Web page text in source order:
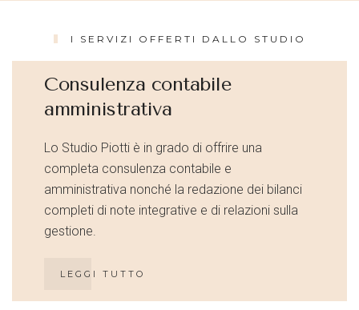
I SERVIZI OFFERTI DALLO STUDIO
Consulenza contabile
amministrativa
Lo Studio Piotti è in grado di offrire una
completa consulenza contabile e
amministrativa nonché la redazione dei bilanci
completi di note integrative e di relazioni sulla
gestione.
LEGGI TUTTO